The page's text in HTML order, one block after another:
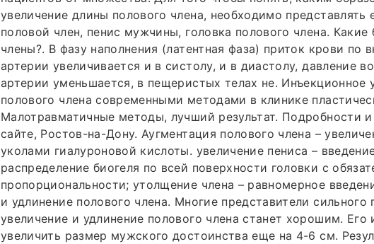
увеличение длины полового члена, необходимо
половой член, пенис мужчины, головка полового члена.
члены?. В фазу наполнения (латентная фаза) приток крови по
артерии увеличивается и в систолу, и в диастолу, давление
артерии уменьшается, в пещеристых телах не. Инъекционное
полового члена современными методами в клинике
Малотравматичные методы, лучший результат. Подробности
сайте, Ростов-на-Дону. Аугментация полового члена –
уколами гиалуроновой кислоты. увеличение пениса –
распределение биогеля по всей поверхности головки с
пропорциональности; утолщение члена – равномерное
и удлинение полового члена. Многие представители сильного
увеличение и удлинение полового члена станет хорошим.
увеличить размер мужского достоинства еще на 4-6 см.